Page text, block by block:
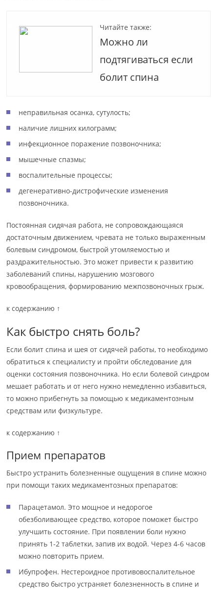
Читайте также:
Можно ли
подтягиваться если
болит спина
неправильная осанка, сутулость;
наличие лишних килограмм;
инфекционное поражение позвоночника;
мышечные спазмы;
воспалительные процессы;
дегенеративно-дистрофические изменения
позвоночника.
Постоянная сидячая работа, не сопровождающаяся
достаточным движением, чревата не только выраженным
болевым синдромом, быстрой утомляемостью и
раздражительностью. Это может привести к развитию
заболеваний спины, нарушению мозгового
кровообращения, формированию межпозвоночных грыж.
к содержанию ↑
Как быстро снять боль?
Если болит спина и шея от сидячей работы, то необходимо
обратиться к специалисту и пройти обследование для
оценки состояния позвоночника. Но если болевой синдром
мешает работать и от него нужно немедленно избавиться,
то можно прибегнуть за помощью к медикаментозным
средствам или физкультуре.
к содержанию ↑
Прием препаратов
Быстро устранить болезненные ощущения в спине можно
при помощи таких медикаментозных препаратов:
Парацетамол. Это мощное и недорогое
обезболивающее средство, которое поможет быстро
улучшить состояние. При появлении боли нужно
принять 1-2 таблетки, запив их водой. Через 4-6 часов
можно повторить прием.
Ибупрофен. Нестероидное противовоспалительное
средство быстро устраняет болезненность в спине и